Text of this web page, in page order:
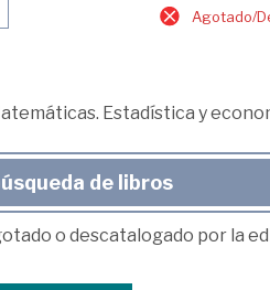
Agotado/
Estadística y
de libros
o descatalogado por la